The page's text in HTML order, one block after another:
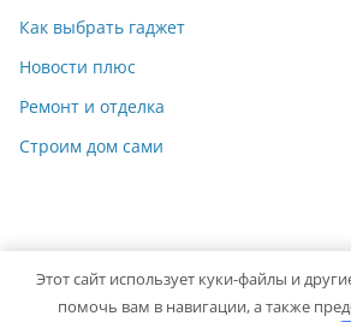
Как выбрать гаджет
Новости плюс
Ремонт и отделка
Строим дом сами
Copyright © 2026 Идеальный ремонт.
Этот сайт использует куки-файлы и
помочь вам в навигации, а также